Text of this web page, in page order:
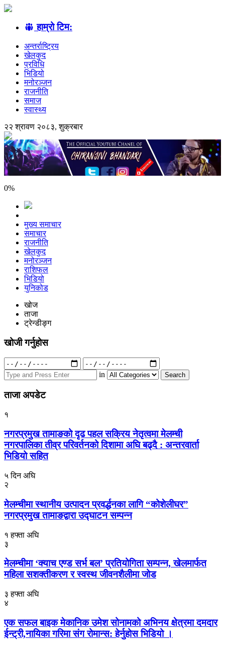
हाम्रो टिम:
अन्तर्राष्ट्रिय
खेलकुद
प्रविधि
भिडियो
मनोरञ्जन
राजनीति
समाज
स्वास्थ्य
२२ श्रावण २०८३, शुक्रबार
0%
मुख्य समाचार
समाचार
राजनीति
खेलकुद
मनोरञ्जन
राशिफल
भिडियो
युनिकोड
खोज
ताजा
ट्रेन्डीङ्ग
खोजी गर्नुहोस
Search
for:
in
ताजा अपडेट
१
नगरप्रमुख तामाङको दृढ पहल सक्रिय नेतृत्वमा मेलम्ची
नगरपालिका तीव्र परिवर्तनको दिशामा अघि बढ्दै : अन्तरवार्ता
भिडियो सहित
५ दिन अघि
२
मेलम्चीमा स्थानीय उत्पादन प्रवर्द्धनका लागि “कोशेलीघर”
नगरप्रमुख तामाङद्वारा उद्घाटन सम्पन्न
१ हफ्ता अघि
३
मेलम्चीमा ‘क्याच एण्ड सर्भ बल’ प्रतियोगिता सम्पन्न, खेलमार्फत
महिला सशक्तीकरण र स्वस्थ जीवनशैलीमा जोड
३ हफ्ता अघि
४
एक सफल बाइक मेकानिक उमेश सोनामको अभिनय क्षेत्रमा दमदार
ईन्ट्री,नायिका गरिमा संग रोमान्स: हेर्नुहोस भिडियो ।